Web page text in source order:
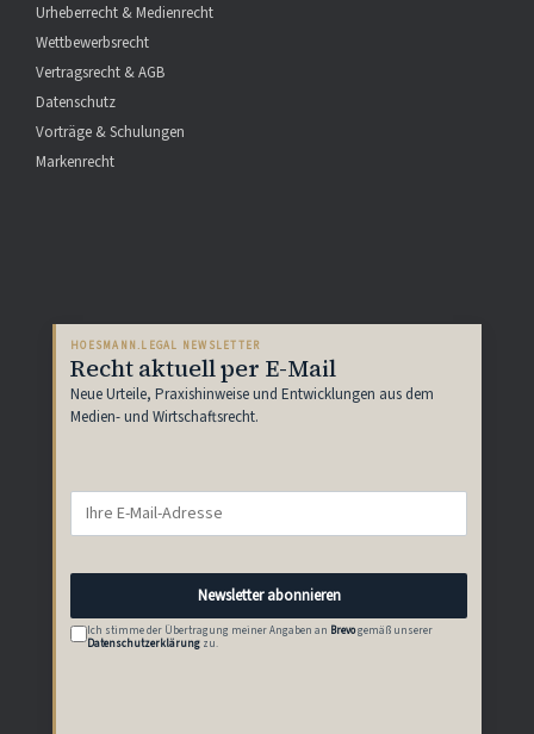
Urheberrecht & Medienrecht
Wettbewerbsrecht
Vertragsrecht & AGB
Datenschutz
Vorträge & Schulungen
Markenrecht
HOESMANN.LEGAL NEWSLETTER
Recht aktuell per E-Mail
Neue Urteile, Praxishinweise und Entwicklungen aus dem
Medien- und Wirtschaftsrecht.
Mail-
Adresse
Newsletter abonnieren
Ich stimme der Übertragung meiner Angaben an Brevogemäß unserer
Datenschutzerklärung zu.